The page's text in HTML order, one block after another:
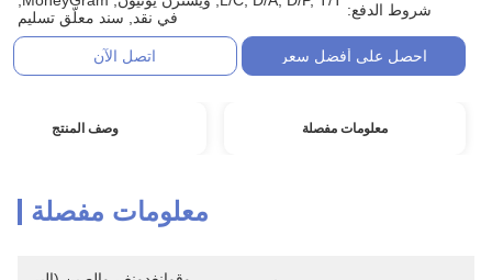
شروط الدفع:
في نقد, سند معلّق تسليم
احصل على أفضل سعر اتصل الآن
معلومات مفصلة وصف المنتج
معلومات مفصلة